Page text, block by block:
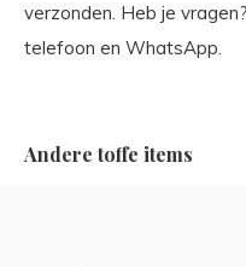
verzonden. Heb je
telefoon en WhatsApp.
Andere toffe items